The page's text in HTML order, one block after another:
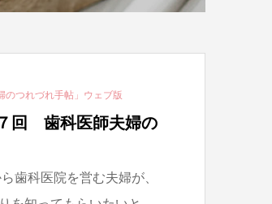
のつれづれ手帖」ウェブ版
回 歯科医師夫婦の
歯科医院を営む夫婦が、